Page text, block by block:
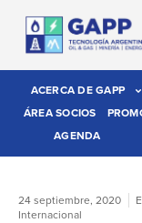
ACERCA DE GAPP
ÁREA SOCIOS
AGENDA
24 septiembre, 2020
Internacional